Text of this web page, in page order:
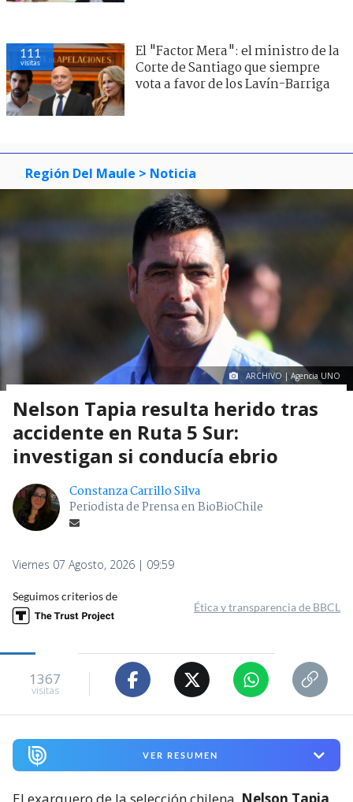
111
visitas
El "Factor Mera": el ministro de la
Corte de Santiago que siempre
vota a favor de los Lavín-Barriga
Región Del Maule > Noticia
ARCHIVO | Agencia UNO
Nelson Tapia resulta herido tras
accidente en Ruta 5 Sur:
investigan si conducía ebrio
Constanza Carrillo Silva
Periodista de Prensa en BioBioChile
Viernes 07 Agosto, 2026 | 09:59
Seguimos criterios de
Ética y transparencia de BBCL
1367
visitas
VER RESUMEN